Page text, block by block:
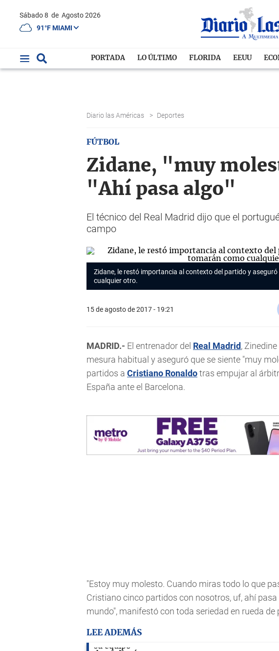
Sábado 8 de Agosto 2026
91°F MIAMI
PORTADA LO ÚLTIMO FLORIDA EEUU
Diario las Américas > Deportes
FÚTBOL
Zidane, "muy
"Ahí pasa algo"
El técnico del Real Madrid dijo que el
campo
Zidane, le restó importancia al contexto del partido y
cualquier otro.
15 de agosto de 2017 - 19:21
MADRID.- El entrenador del Real Madrid,
mesura habitual y aseguró que se siente "muy
partidos a Cristiano Ronaldotras empujar al
España ante el Barcelona.
"Estoy muy molesto. Cuando miras todo lo que
Cristiano cinco partidos con nosotros, uf, ahí pasa
mundo", manifestó con toda seriedad en rueda de
LEE ADEMÁS